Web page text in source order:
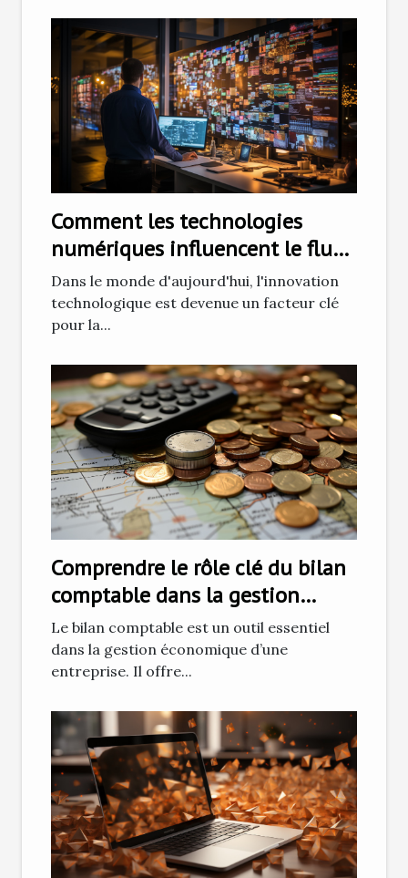
Comment les technologies
numériques influencent le flux
d'entreprise
Dans le monde d'aujourd'hui, l'innovation
technologique est devenue un facteur clé
pour la...
Comprendre le rôle clé du bilan
comptable dans la gestion
économique d'une entreprise
Le bilan comptable est un outil essentiel
dans la gestion économique d’une
entreprise. Il offre...